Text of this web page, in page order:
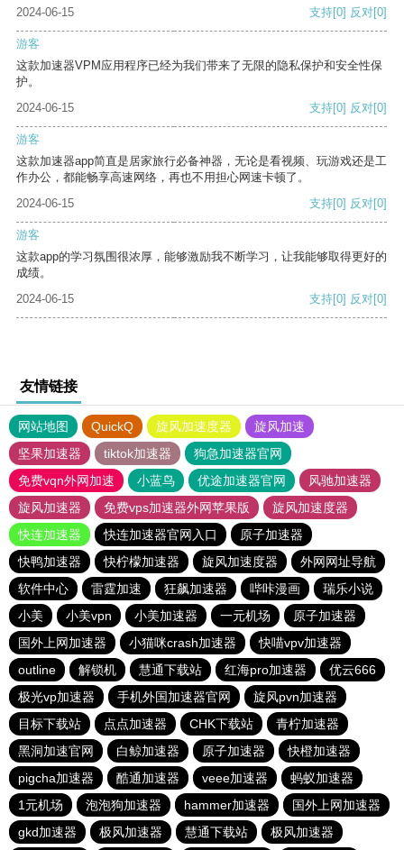
2024-06-15 支持[0] 反对[0]
游客
这款加速器VPM应用程序已经为我们带来了无限的隐私保护和安全性保
护。
2024-06-15
支持[0] 反对[0]
游客
这款加速器app简直是居家旅行必备神器，无论是看视频、玩游戏还是工
作办公，都能畅享高速网络，再也不用担心网速卡顿了。
2024-06-15
支持[0] 反对[0]
游客
这款app的学习氛围很浓厚，能够激励我不断学习，让我能够取得更好的
成绩。
2024-06-15
支持[0] 反对[0]
友情链接
网站地图 QuickQ 旋风加速度器
旋风加速
坚果加速器
tiktok加速器
狗急加速器官网
免费vqn外网加速
小蓝鸟 优途加速器官网
风驰加速器
旋风加速器
免费vps加速器外网苹果版
旋风加速度器
快连加速器
快连加速器官网入口
原子加速器
快鸭加速器
快柠檬加速器 旋风加速度器
外网网址导航
软件中心
雷霆加速 狂飙加速器 哔咔漫画
瑞乐小说
小美
小美vpn 小美加速器 一元机场
原子加速器
国外上网加速器
小猫咪crash加速器
快喵vpv加速器
outline
解锁机 慧通下载站 红海pro加速器
优云666
极光vp加速器
手机外国加速器官网
旋风pvn加速器
目标下载站
点点加速器 CHK下载站
青柠加速器
黑洞加速官网
白鲸加速器 原子加速器
快橙加速器
pigcha加速器
酷通加速器 veee加速器
蚂蚁加速器
1元机场
泡泡狗加速器 hammer加速器
国外上网加速器
gkd加速器
极风加速器 慧通下载站 极风加速器